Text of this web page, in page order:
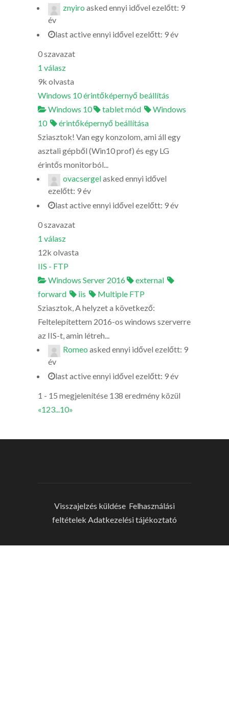
znyiro asked ennyi idővel ezelőtt: 9
év
last active ennyi idővel ezelőtt: 9 év
0szavazat
1 válasz
9k olvasta
Windows 10 érintőképernyő beállítás
Windows 10
tablet mód
Windows
10
érintőképernyő beállítása
Sziasztok! Van egy konzolom, ami áll egy
asztali gépből (Win10 prof) és egy LG
érintős monitorból...
ovacsergelasked ennyi idővel
ezelőtt: 9 év
last active ennyi idővel ezelőtt: 9 év
0szavazat
1 válasz
12k olvasta
IIS - FTP
Windows Server 2016
external
forward
iis
Multiple FTP
Sziasztok, A helyzet a következő:
Feltelepítettem 2016-os windows szerverre
az IIS-t, amin létreh...
Romeo asked ennyi idővel ezelőtt: 9
év
last active ennyi idővel ezelőtt: 9 év
1 - 15 megjelenítése 138 eredmény közül
«123...10»
Visszajelzés küldése Felhasználási
feltételek Adatkezelési tájékoztató